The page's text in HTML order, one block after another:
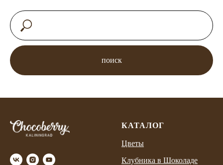
поиск
КАТАЛОГ
Цветы
Клубника в Шоколаде